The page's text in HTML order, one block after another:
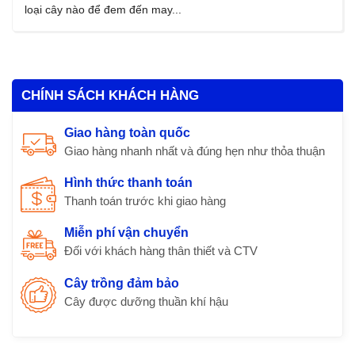
loại cây nào để đem đến may...
CHÍNH SÁCH KHÁCH HÀNG
Giao hàng toàn quốc
Giao hàng nhanh nhất và đúng hẹn như thỏa thuận
Hình thức thanh toán
Thanh toán trước khi giao hàng
Miễn phí vận chuyển
Đối với khách hàng thân thiết và CTV
Cây trồng đảm bảo
Cây được dưỡng thuần khí hậu